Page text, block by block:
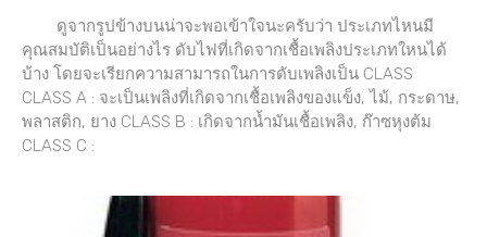
ดูจากรูปข้างบนน่าจะพอเข้าใจนะครับว่า ประเภทไหนมี
คุณสมบัติเป็นอย่างไร ดับไฟที่เกิดจากเชื้อเพลิงประเภทใหนได้
บ้าง โดยจะเรียกความสามารถในการดับเพลิงเป็น CLASS
CLASS A : จะเป็นเพลิงที่เกิดจากเชื้อเพลิงของแข็ง, ไม้, กระดาษ,
พลาสติก, ยาง CLASS B : เกิดจากน้ำมันเชื้อเพลิง, ก๊าซหุงต้ม
CLASS C :